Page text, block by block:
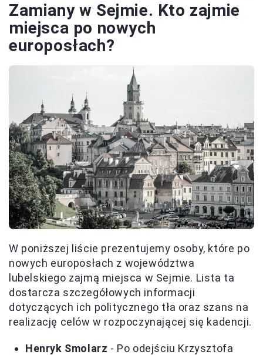
Zamiany w Sejmie. Kto zajmie
miejsca po nowych
europosłach?
W poniższej liście prezentujemy osoby, które po
nowych europosłach z województwa
lubelskiego zajmą miejsca w Sejmie. Lista ta
dostarcza szczegółowych informacji
dotyczących ich politycznego tła oraz szans na
realizację celów w rozpoczynającej się kadencji.
Henryk Smolarz - Po odejściu Krzysztofa